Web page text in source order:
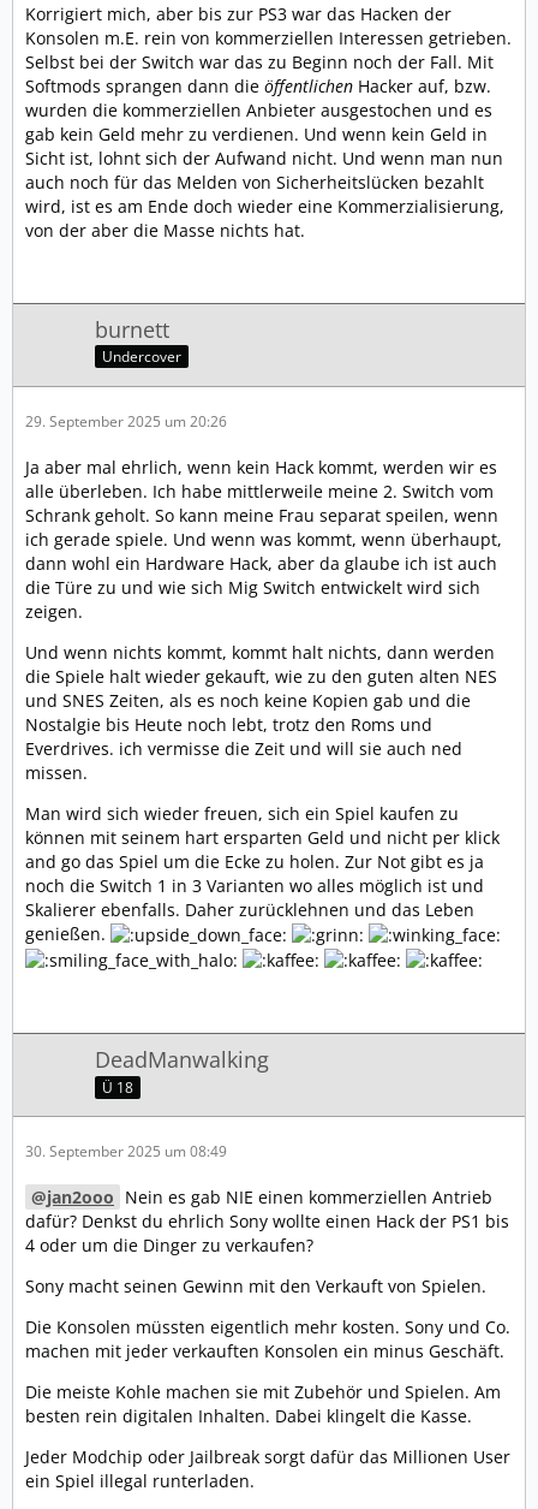
Korrigiert mich, aber bis zur PS3 war das Hacken der
Konsolen m.E. rein von kommerziellen Interessen getrieben.
Selbst bei der Switch war das zu Beginn noch der Fall. Mit
Softmods sprangen dann die öffentlichen Hacker auf, bzw.
wurden die kommerziellen Anbieter ausgestochen und es
gab kein Geld mehr zu verdienen. Und wenn kein Geld in
Sicht ist, lohnt sich der Aufwand nicht. Und wenn man nun
auch noch für das Melden von Sicherheitslücken bezahlt
wird, ist es am Ende doch wieder eine Kommerzialisierung,
von der aber die Masse nichts hat.
burnett
Undercover
29. September 2025 um 20:26
Ja aber mal ehrlich, wenn kein Hack kommt, werden wir es
alle überleben. Ich habe mittlerweile meine 2. Switch vom
Schrank geholt. So kann meine Frau separat speilen, wenn
ich gerade spiele. Und wenn was kommt, wenn überhaupt,
dann wohl ein Hardware Hack, aber da glaube ich ist auch
die Türe zu und wie sich Mig Switch entwickelt wird sich
zeigen.
Und wenn nichts kommt, kommt halt nichts, dann werden
die Spiele halt wieder gekauft, wie zu den guten alten NES
und SNES Zeiten, als es noch keine Kopien gab und die
Nostalgie bis Heute noch lebt, trotz den Roms und
Everdrives. ich vermisse die Zeit und will sie auch ned
missen.
Man wird sich wieder freuen, sich ein Spiel kaufen zu
können mit seinem hart ersparten Geld und nicht per klick
and go das Spiel um die Ecke zu holen. Zur Not gibt es ja
noch die Switch 1 in 3 Varianten wo alles möglich ist und
Skalierer ebenfalls. Daher zurücklehnen und das Leben
genießen.
DeadManwalking
Ü 18
30. September 2025 um 08:49
jan2ooo Nein es gab NIE einen kommerziellen Antrieb
dafür? Denkst du ehrlich Sony wollte einen Hack der PS1 bis
4 oder um die Dinger zu verkaufen?
Sony macht seinen Gewinn mit den Verkauft von Spielen.
Die Konsolen müssten eigentlich mehr kosten. Sony und Co.
machen mit jeder verkauften Konsolen ein minus Geschäft.
Die meiste Kohle machen sie mit Zubehör und Spielen. Am
besten rein digitalen Inhalten. Dabei klingelt die Kasse.
Jeder Modchip oder Jailbreak sorgt dafür das Millionen User
ein Spiel illegal runterladen.